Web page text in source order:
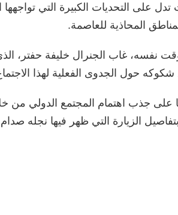
تدل على التحديات الكبيرة التي
المحاذية للعاصمة.
نفسه، غاب الجنرال خليفة حفتر،
حول الجدوى الفعلية لهذا
على جذب اهتمام المجتمع الدولي من
الزيارة التي ظهر فيها نجله